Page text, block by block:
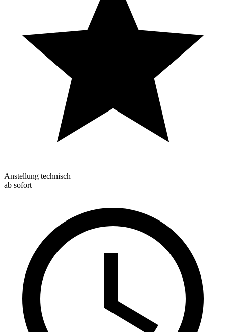
Anstellung technisch
ab sofort